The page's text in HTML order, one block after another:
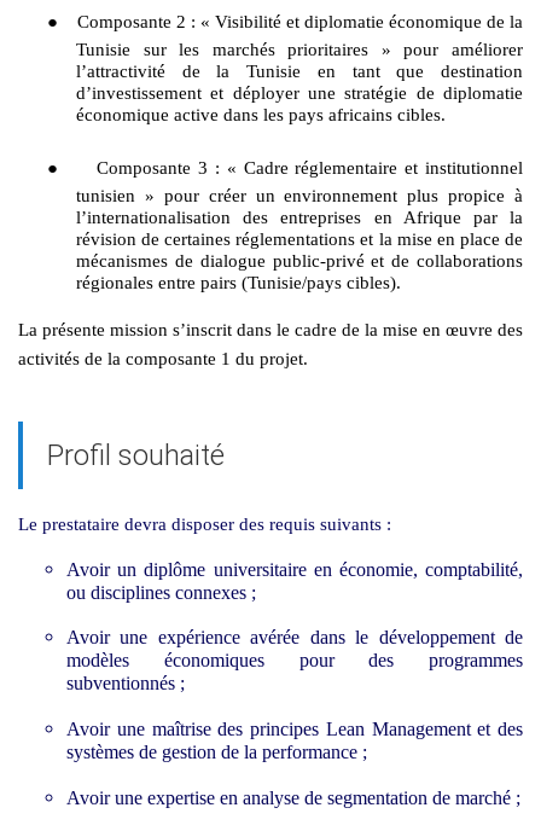
●
Composante 2 : « Visibilité et diplomatie économique de la
Tunisie sur les marchés prioritaires » pour améliorer
l’attractivité de la Tunisie en tant que destination
d’investissement et déployer une stratégie de diplomatie
économique active dans les pays africains cibles.
●
Composante 3 : « Cadre réglementaire et institutionnel
tunisien » pour créer un environnement plus propice à
l’internationalisation des entreprises en Afrique par la
révision de certaines réglementations et la mise en place de
mécanismes de dialogue public-privé et de collaborations
régionales entre pairs (Tunisie/pays cibles).
La présente mission s’inscrit dans le cadre de la mise en œuvre des
activités de la composante 1 du projet.
Profil souhaité
Le prestataire devra disposer des requis suivants :
Avoir un diplôme universitaire en économie, comptabilité,
ou disciplines connexes ;
Avoir une expérience avérée dans le développement de
modèles économiques pour des programmes
subventionnés ;
Avoir une maîtrise des principes Lean Management et des
systèmes de gestion de la performance ;
Avoir une expertise en analyse de segmentation de marché ;